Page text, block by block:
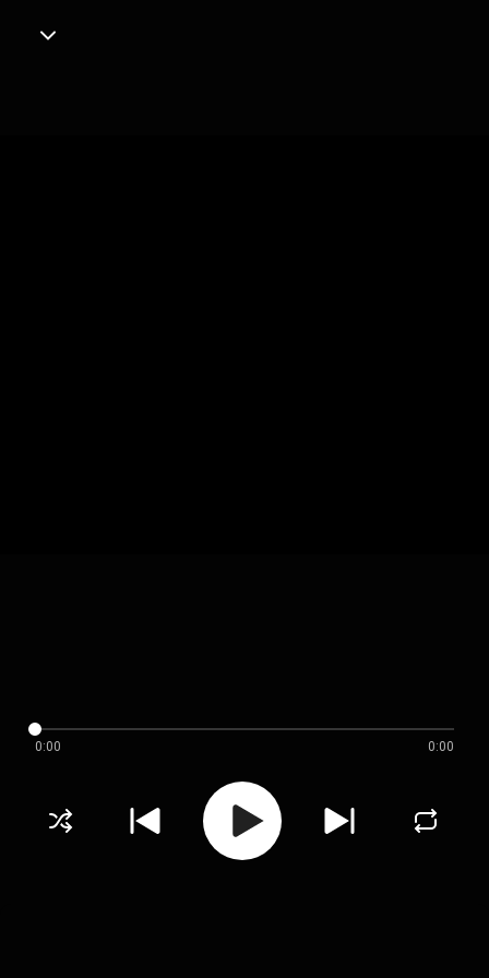
0:00 0:00